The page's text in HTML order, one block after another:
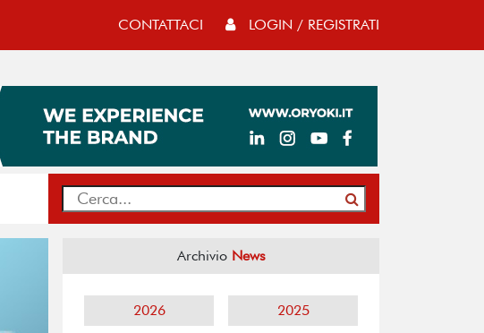
CONTATTACI LOGIN / REGISTRATI
Archivio News
2026 2025